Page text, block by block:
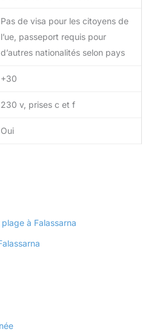
Pas de visa pour les citoyens de
l’ue, passeport requis pour
d’autres nationalités selon pays
+30
230 v, prises c et f
Oui
à Falassarna